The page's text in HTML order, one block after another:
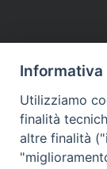
Contatti:
E-
Informativa
Utilizziamo
finalità
altre finalità